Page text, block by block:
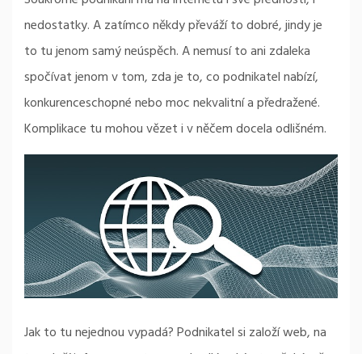
nedostatky. A zatímco někdy převáží to dobré, jindy je
to tu jenom samý neúspěch. A nemusí to ani zdaleka
spočívat jenom v tom, zda je to, co podnikatel nabízí,
konkurenceschopné nebo moc nekvalitní a předražené.
Komplikace tu mohou vězet i v něčem docela odlišném.
Jak to tu nejednou vypadá? Podnikatel si založí web, na